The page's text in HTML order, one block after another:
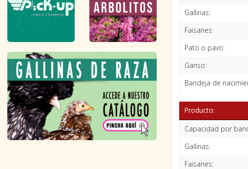
Gallinas:
Faisanes:
Pato o pavo:
Ganso:
Bandeja de
Producto:
Capacidad por
Gallinas:
Faisanes: